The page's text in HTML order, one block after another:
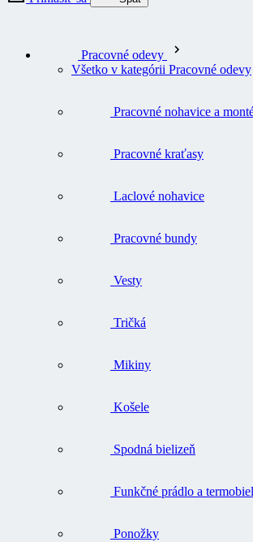
Pracovné odevy
Všetko v kategórii Pracovné odevy
Pracovné nohavice a
Pracovné kraťasy
Laclové nohavice
Pracovné bundy
Vesty
Tričká
Mikiny
Košele
Spodná bielizeň
Funkčné prádlo a
Ponožky